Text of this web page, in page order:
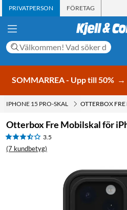
PRIVATPERSON FÖRETAG
SOMMARREA - Upp till 50% →
IPHONE 15 PRO-SKAL
Otterbox Fre Mobilskal för
3.5
(7 kundbetyg)